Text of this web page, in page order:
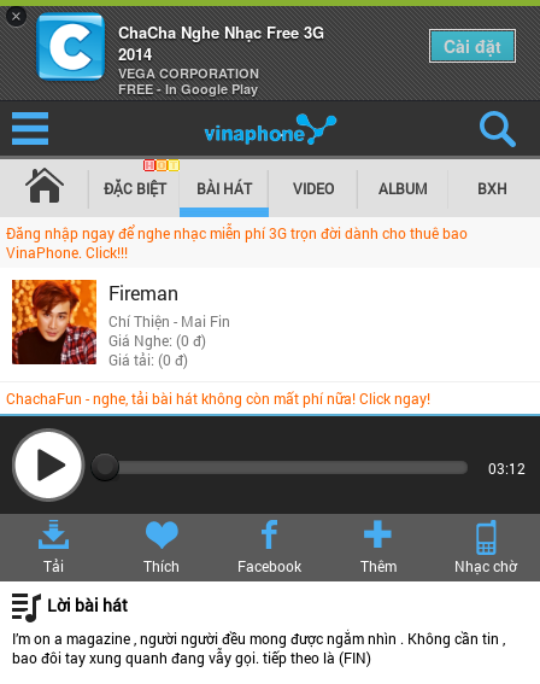
×
ChaCha Nghe Nhạc Free 3G
2014
VEGA CORPORATION
FREE - In Google Play
Cài đặt
ĐẶC BIỆT BÀI HÁT VIDEO ALBUM BXH
Đăng nhập ngay để nghe nhạc miễn phí 3G trọn đời dành cho thuê bao
VinaPhone. Click!!!
Fireman
Chí Thiện - Mai Fin
Giá Nghe: (0 đ)
Giá tải: (0 đ)
ChachaFun - nghe, tải bài hát không còn mất phí nữa! Click ngay!
03:12
Tải Thích Facebook Thêm Nhạc chờ
Lời bài hát
I’m on a magazine , người người đều mong được ngắm nhìn . Không cần tin ,
bao đôi tay xung quanh đang vẫy gọi. tiếp theo là (FIN)